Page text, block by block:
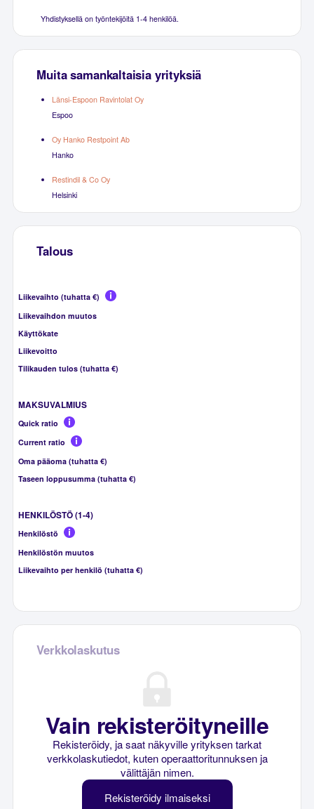
Yhdistyksellä on työntekijöitä 1-4 henkilöä.
Muita samankaltaisia yrityksiä
Länsi-Espoon Ravintolat Oy
Espoo
Oy Hanko Restpoint Ab
Hanko
Restindil & Co Oy
Helsinki
Talous
Liikevaihto (tuhatta €)
Liikevaihdon muutos
Käyttökate
Liikevoitto
Tilikauden tulos (tuhatta €)
MAKSUVALMIUS
Quick ratio
Current ratio
Oma pääoma (tuhatta €)
Taseen loppusumma (tuhatta €)
HENKILÖSTÖ (1-4)
Henkilöstö
Henkilöstön muutos
Liikevaihto per henkilö (tuhatta €)
Verkkolaskutus
Vain rekisteröityneille
Rekisteröidy, ja saat näkyville yrityksen tarkat
verkkolaskutiedot, kuten operaattoritunnuksen ja
välittäjän nimen.
Rekisteröidy ilmaiseksi